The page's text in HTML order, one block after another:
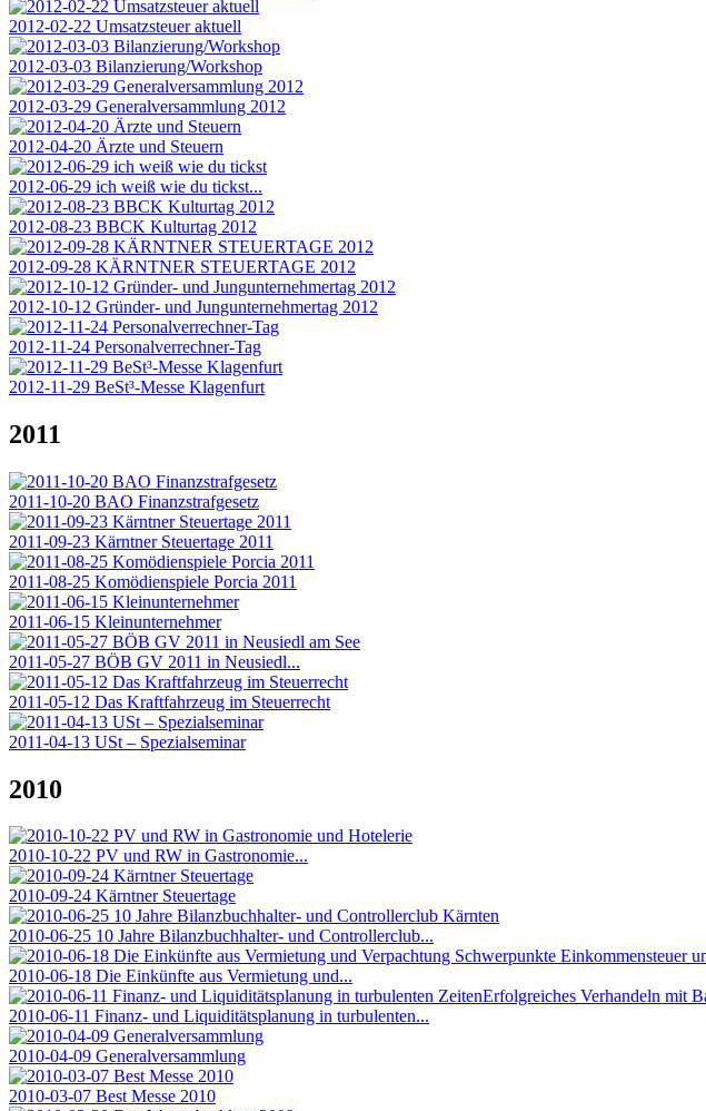
2012-02-22 Umsatzsteuer aktuell
2012-03-03 Bilanzierung/Workshop
2012-03-29 Generalversammlung 2012
2012-04-20 Ärzte und Steuern
2012-06-29 ich weiß wie du tickst...
2012-08-23 BBCK Kulturtag 2012
2012-09-28 KÄRNTNER STEUERTAGE 2012
2012-10-12 Gründer- und Jungunternehmertag 2012
2012-11-24 Personalverrechner-Tag
2012-11-29 BeSt³-Messe Klagenfurt
2011
2011-10-20 BAO Finanzstrafgesetz
2011-09-23 Kärntner Steuertage 2011
2011-08-25 Komödienspiele Porcia 2011
2011-06-15 Kleinunternehmer
2011-05-27 BÖB GV 2011 in Neusiedl...
2011-05-12 Das Kraftfahrzeug im Steuerrecht
2011-04-13 USt – Spezialseminar
2010
2010-10-22 PV und RW in Gastronomie...
2010-09-24 Kärntner Steuertage
2010-06-25 10 Jahre Bilanzbuchhalter- und Controllerclub...
2010-06-18 Die Einkünfte aus Vermietung und...
2010-06-11 Finanz- und Liquiditätsplanung in turbulenten...
2010-04-09 Generalversammlung
2010-03-07 Best Messe 2010